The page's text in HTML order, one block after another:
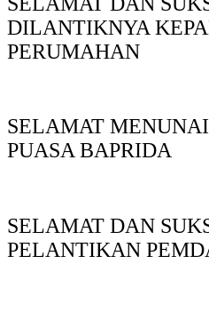
DILANTIKNYA
PERUMAHAN
SELAMAT
PUASA BAPRIDA
SELAMAT DAN
PELANTIKAN